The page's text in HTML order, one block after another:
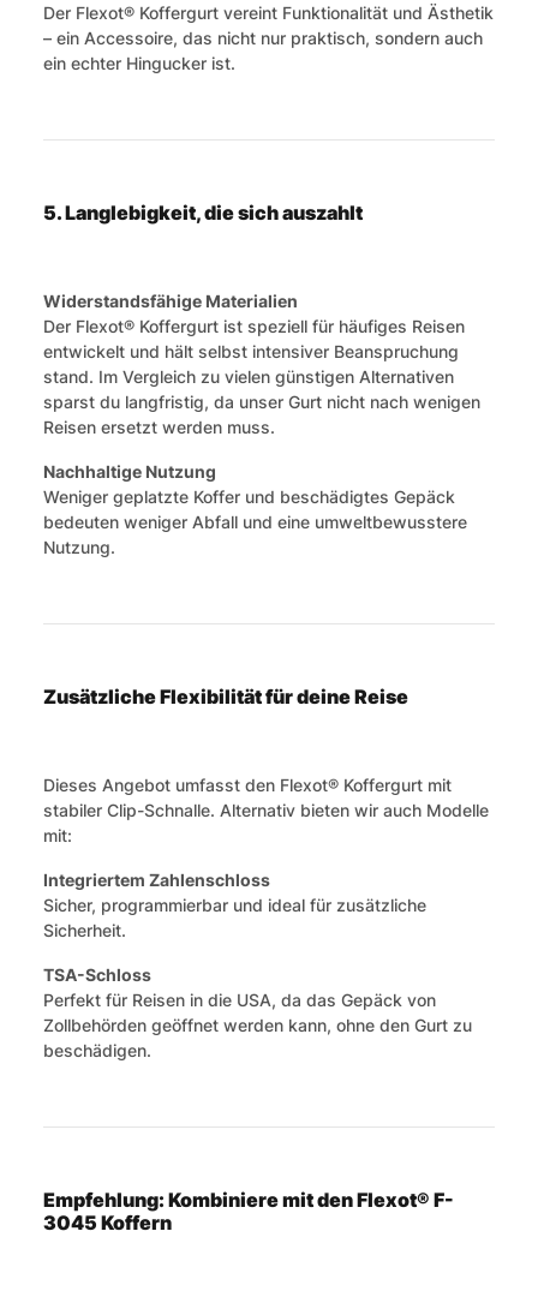
Der Flexot® Koffergurt vereint Funktionalität und Ästhetik
– ein Accessoire, das nicht nur praktisch, sondern auch
ein echter Hingucker ist.
5. Langlebigkeit, die sich auszahlt
Widerstandsfähige Materialien
Der Flexot® Koffergurt ist speziell für häufiges Reisen
entwickelt und hält selbst intensiver Beanspruchung
stand. Im Vergleich zu vielen günstigen Alternativen
sparst du langfristig, da unser Gurt nicht nach wenigen
Reisen ersetzt werden muss.
Nachhaltige Nutzung
Weniger geplatzte Koffer und beschädigtes Gepäck
bedeuten weniger Abfall und eine umweltbewusstere
Nutzung.
Zusätzliche Flexibilität für deine Reise
Dieses Angebot umfasst den Flexot® Koffergurt mit
stabiler Clip-Schnalle. Alternativ bieten wir auch Modelle
mit:
Integriertem Zahlenschloss
Sicher, programmierbar und ideal für zusätzliche
Sicherheit.
TSA-Schloss
Perfekt für Reisen in die USA, da das Gepäck von
Zollbehörden geöffnet werden kann, ohne den Gurt zu
beschädigen.
Empfehlung: Kombiniere mit den Flexot® F-
3045 Koffern